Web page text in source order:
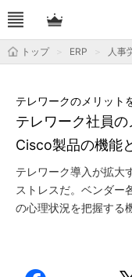
トップ ERP 人事
テレワーク社員
Cisco製品の機能
テレワークのメリット
テレワーク導入が拡大
ストレスだ。ベンダー
の心理状況を把握する